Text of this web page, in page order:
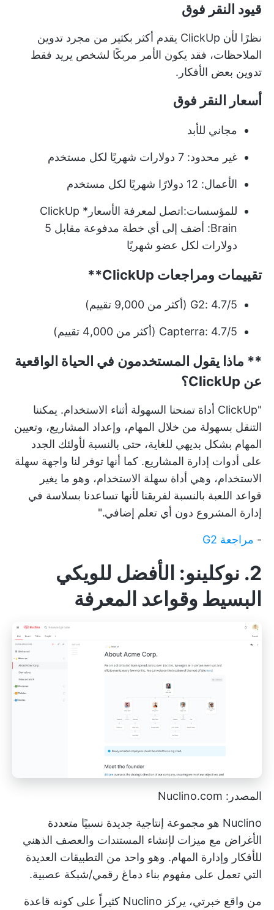
قيود النقر فوق
نظرًا لأن ClickUp يقدم أكثر بكثير من مجرد تدوين
الملاحظات، فقد يكون الأمر مربكًا لشخص يريد فقط
تدوين بعض الأفكار.
أسعار النقر فوق
مجاني للأبد
غير محدود: 7 دولارات شهريًا لكل مستخدم
الأعمال: 12 دولارًا شهريًا لكل مستخدم
للمؤسسات:اتصل لمعرفة الأسعار
* ClickUp
Brain: أضف إلى أي خطة مدفوعة مقابل 5
دولارات لكل عضو شهريًا
تقييمات ومراجعات ClickUp**
G2: 4.7/5 (أكثر من 9,000 تقييم)
Capterra: 4.7/5 (أكثر من 4,000 تقييم)
** ماذا يقول المستخدمون في الحياة الواقعية
عن ClickUp؟
"ClickUp أداة تمنحنا السهولة أثناء الاستخدام. يمكننا
التنقل بسهولة من خلال المهام، وإعداد المشاريع، وتعيين
المهام بشكل بديهي للغاية، حتى بالنسبة لأولئك الجدد
على أدوات إدارة المشاريع. كما أنها توفر لنا واجهة سهلة
الاستخدام، وهي أداة سهلة الاستخدام، وهو ما يغير
قواعد اللعبة بالنسبة لفريقنا لأنها تساعدنا بسلاسة في
إدارة المشروع دون أي تعلم إضافي."
- مراجعة G2
2. نوكلينو: الأفضل للويكي
البسيط وقواعد المعرفة
المصدر: Nuclino.com
Nuclino هو مجموعة إنتاجية جديدة نسبيًا متعددة
الأغراض مع ميزات لإنشاء المستندات والعصف الذهني
للأفكار وإدارة المهام. وهو واحد من التطبيقات العديدة
التي تعمل على مفهوم بناء دماغ رقمي/شبكة عصبية.
من واقع خبرتي، يركز Nuclino كثيراً على كونه قاعدة